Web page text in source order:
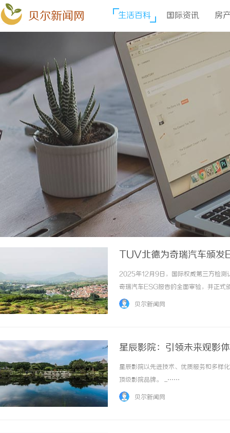
贝尔新闻网 生活百科 国际资讯 房
TUV北德为奇瑞汽车颁
2025年12月9日，国际权威第三方检
奇瑞汽车ESG报告的全面审验，并正
贝尔新闻网
星辰影院：引领未来观影
星辰影院以先进技术、优质服务和多样
顶级影院品牌。 ...……
贝尔新闻网